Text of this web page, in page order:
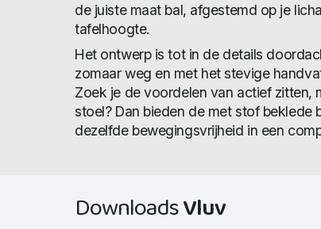
de juiste maat bal, afgestemd op je
tafelhoogte.
Het ontwerp is tot in de details
zomaar weg en met het stevige
Zoek je de voordelen van actief zitten,
stoel? Dan bieden de met stof beklede
dezelfde bewegingsvrijheid in een
DownloadsVluv